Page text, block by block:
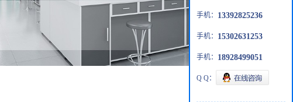
手机： 13392825236
手机： 15302631253
手机： 18928499051
Q Q：